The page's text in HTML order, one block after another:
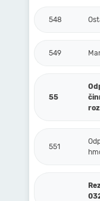
548
549
55
551